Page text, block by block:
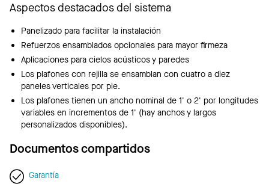
Aspectos destacados del sistema
Panelizado para facilitar la instalación
Refuerzos ensamblados opcionales para mayor firmeza
Aplicaciones para cielos acústicos y paredes
Los plafones con rejilla se ensamblan con cuatro a diez
paneles verticales por pie.
Los plafones tienen un ancho nominal de 1' o 2' por longitudes
variables en incrementos de 1' (hay anchos y largos
personalizados disponibles).
Documentos compartidos
Garantía